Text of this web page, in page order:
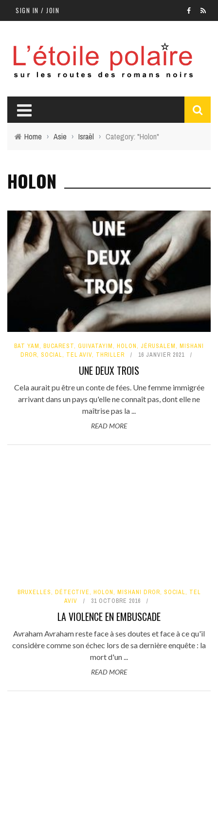
SIGN IN / JOIN
Home › Asie › Israël › Category: "Holon"
HOLON
BAT YAM, BUCAREST, GUIVATAYIM, HOLON, JÉRUSALEM, MISHANI
DROR, SOCIAL, TEL AVIV, THRILLER 16 JANVIER 2021
UNE DEUX TROIS
Cela aurait pu être un conte de fées. Une femme immigrée
arrivant dans un pays qu'elle ne connaît pas, dont elle ne
maîtrise pas la ...
READ MORE
BRUXELLES, DÉTECTIVE, HOLON, MISHANI DROR, SOCIAL, TEL
AVIV
31 OCTOBRE 2016
LA VIOLENCE EN EMBUSCADE
Avraham Avraham reste face à ses doutes et face à ce qu'il
considère comme son échec lors de sa dernière enquête : la
mort d'un ...
READ MORE